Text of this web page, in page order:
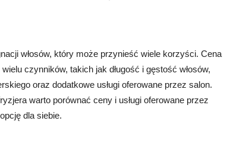
włosów, który może przynieść wiele korzyści. Cena
czynników, takich jak długość i gęstość włosów,
oraz dodatkowe usługi oferowane przez salon.
warto porównać ceny i usługi oferowane przez
dla siebie.